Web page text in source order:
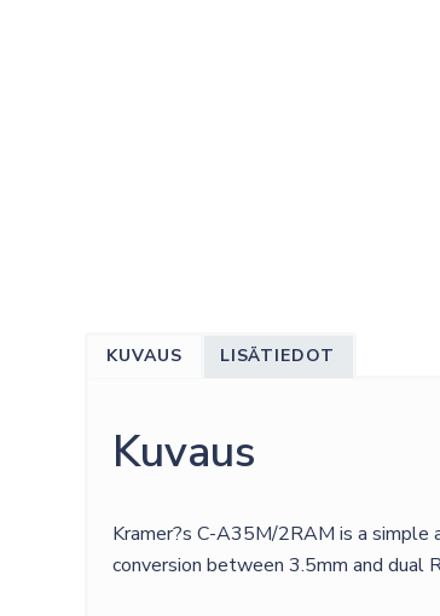
KUVAUS LISÄTIEDOT
Kuvaus
Kramer?s C-A35M/2RAM is a simple
conversion between 3.5mm and dual